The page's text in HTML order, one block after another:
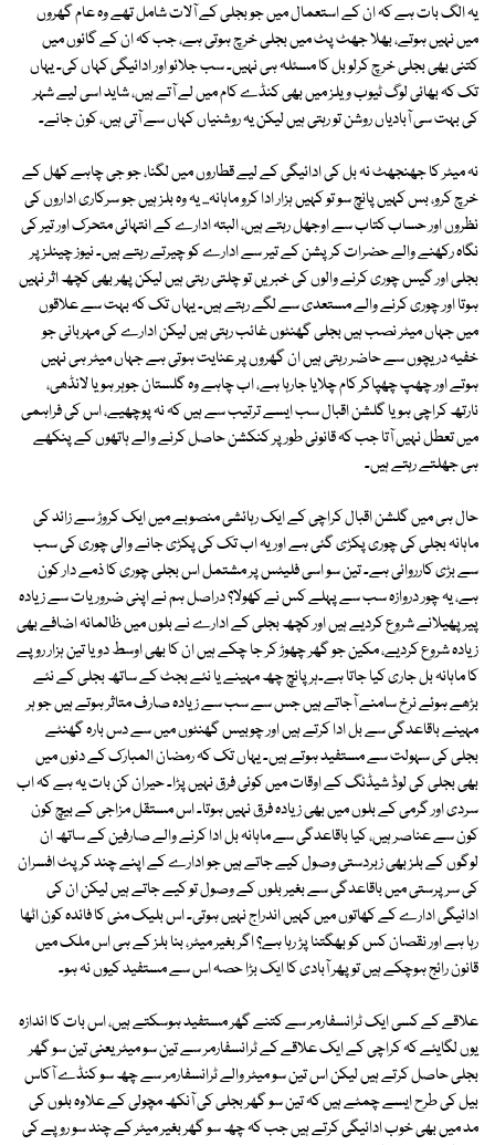
یہ الگ بات ہے کہ ان کے استعمال میں جو بجلی کے آلات شامل تھے وہ عام گھروں
میں نہیں ہوتے، بھلا جھٹ پٹ میں بجلی خرچ ہوتی ہے، جب کہ ان کے گائوں میں
کتنی بھی بجلی خرچ کرلو بل کا مسئلہ ہی نہیں۔ سب جلائو اور ادائیگی کہاں کی۔ یہاں
تک کہ بھائی لوگ ٹیوب ویلز میں بھی کنڈے کام میں لے آتے ہیں، شاید اسی لیے شہر
کی بہت سی آبادیاں روشن تو رہتی ہیں لیکن یہ روشنیاں کہاں سے آتی ہیں، کون جانے۔
نہ میٹر کا جھنجھٹ نہ بل کی ادائیگی کے لیے قطاروں میں لگنا، جو جی چاہے کھل کے
خرچ کرو، بس کہیں پانچ سو تو کہیں ہزار ادا کرو ماہانہ... یہ وہ بلز ہیں جو سرکاری اداروں کی
نظروں اور حساب کتاب سے اوجھل رہتے ہیں، البتہ ادارے کے انتہائی متحرک اور تیر کی
نگاہ رکھنے والے حضرات کرپشن کے تیر سے ادارے کو چیرتے رہتے ہیں۔ نیوز چینلز پر
بجلی اور گیس چوری کرنے والوں کی خبریں تو چلتی رہتی ہیں لیکن پھر بھی کچھ اثر نہیں
ہوتا اور چوری کرنے والے مستعدی سے لگے رہتے ہیں۔ یہاں تک کہ بہت سے علاقوں
میں جہاں میٹر نصب ہیں بجلی گھنٹوں غائب رہتی ہیں لیکن ادارے کی مہربانی جو
خفیہ دریچوں سے حاضر رہتی ہیں ان گھروں پر عنایت ہوتی ہے جہاں میٹر ہی نہیں
ہوتے اور چھپ چھپاکر کام چلایا جارہا ہے، اب چاہے وہ گلستان جوہر ہو یا لانڈھی،
نارتھ کراچی ہو یا گلشن اقبال سب ایسے ترتیب سے ہیں کہ نہ پوچھیے، اس کی فراہمی
میں تعطل نہیں آتا جب کہ قانونی طور پر کنکشن حاصل کرنے والے ہاتھوں کے پنکھے
ہی جھلتے رہتے ہیں۔
حال ہی میں گلشن اقبال کراچی کے ایک رہائشی منصوبے میں ایک کروڑ سے زائد کی
ماہانہ بجلی کی چوری پکڑی گئی ہے اور یہ اب تک کی پکڑی جانے والی چوری کی سب
سے بڑی کارروائی ہے۔ تین سو اسی فلیٹس پر مشتمل اس بجلی چوری کا ذمے دار کون
ہے، یہ چور دروازہ سب سے پہلے کس نے کھولا؟ دراصل ہم نے اپنی ضروریات سے زیادہ
پیر پھیلانے شروع کردیے ہیں اور کچھ بجلی کے ادارے نے بلوں میں ظالمانہ اضافے بھی
زیادہ شروع کردیے، مکین جو گھر چھوڑ کر جا چکے ہیں ان کا بھی اوسط دو یا تین ہزار روپے
کا ماہانہ بل جاری کیا جاتا ہے۔ہر پانچ چھ مہینے یا نئے بجٹ کے ساتھ بجلی کے نئے
بڑھے ہوئے نرخ سامنے آجاتے ہیں جس سے سب سے زیادہ صارف متاثر ہوتے ہیں جو ہر
مہینے باقاعدگی سے بل ادا کرتے ہیں اور چوبیس گھنٹوں میں سے دس بارہ گھنٹے
بجلی کی سہولت سے مستفید ہوتے ہیں۔ یہاں تک کہ رمضان المبارک کے دنوں میں
بھی بجلی کی لوڈ شیڈنگ کے اوقات میں کوئی فرق نہیں پڑا۔ حیران کن بات یہ ہے کہ اب
سردی اور گرمی کے بلوں میں بھی زیادہ فرق نہیں ہوتا۔ اس مستقل مزاجی کے بیچ کون
کون سے عناصر ہیں، کیا باقاعدگی سے ماہانہ بل ادا کرنے والے صارفین کے ساتھ ان
لوگوں کے بلز بھی زبردستی وصول کیے جاتے ہیں جو ادارے کے اپنے چند کرپٹ افسران
کی سرپرستی میں باقاعدگی سے بغیر بلوں کے وصول تو کیے جاتے ہیں لیکن ان کی
ادائیگی ادارے کے کھاتوں میں کہیں اندراج نہیں ہوتی۔ اس بلیک منی کا فائدہ کون اٹھا
رہا ہے اور نقصان کس کو بھگتنا پڑ رہا ہے؟ اگر بغیر میٹر، بنا بلز کے ہی اس ملک میں
قانون رائج ہوچکے ہیں تو پھر آبادی کا ایک بڑا حصہ اس سے مستفید کیوں نہ ہو۔
علاقے کے کسی ایک ٹرانسفارمر سے کتنے گھر مستفید ہوسکتے ہیں، اس بات کا اندازہ
یوں لگایئے کہ کراچی کے ایک علاقے کے ٹرانسفارمر سے تین سو میٹر یعنی تین سو گھر
بجلی حاصل کرتے ہیں لیکن اس تین سو میٹر والے ٹرانسفارمر سے چھ سو کنڈے آکاس
بیل کی طرح ایسے چمٹے ہیں کہ تین سو گھر بجلی کی آنکھ مچولی کے علاوہ بلوں کی
مد میں بھی خوب ادائیگی کرتے ہیں جب کہ چھ سو گھر بغیر میٹر کے چند سو روپے کی